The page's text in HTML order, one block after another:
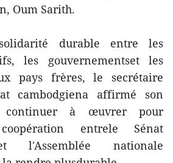
Oum Sarith.
durable entre les
les gouvernementset les
pays frères, le secrétaire
cambodgiena affirmé son
continuer à œuvrer pour
entrele Sénat
l'Assemblée nationale